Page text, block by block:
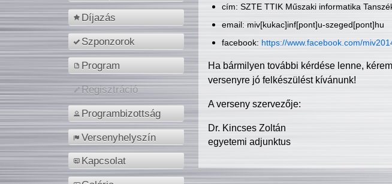
Díjazás
Szponzorok
Program
Regisztráció
Programbizottság
Versenyhelyszín
Kapcsolat
cím: SZTE TTIK Műszaki informatika
email: miv[kukac]inf[pont]u-szeged[pont]hu
facebook: https://www.facebook.com/
Ha bármilyen további kérdése lenne,
versenyre jó felkészülést kívánunk!
A verseny szervezője:
Dr. Kincses Zoltán
egyetemi adjunktus